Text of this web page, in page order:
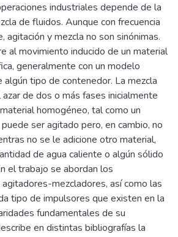
industriales depende de la
de fluidos. Aunque con frecuencia
agitación y mezcla no son sinónimas.
al movimiento inducido de un material
generalmente con un modelo
tipo de contenedor. La mezcla
de dos o más fases inicialmente
homogéneo, tal como un
ser agitado pero, en cambio, no
no se le adicione otro material,
de agua caliente o algún sólido
el trabajo se abordan los
mezcladores, así como las
tipo de impulsores que existen en la
fundamentales de su
en distintas bibliografías la